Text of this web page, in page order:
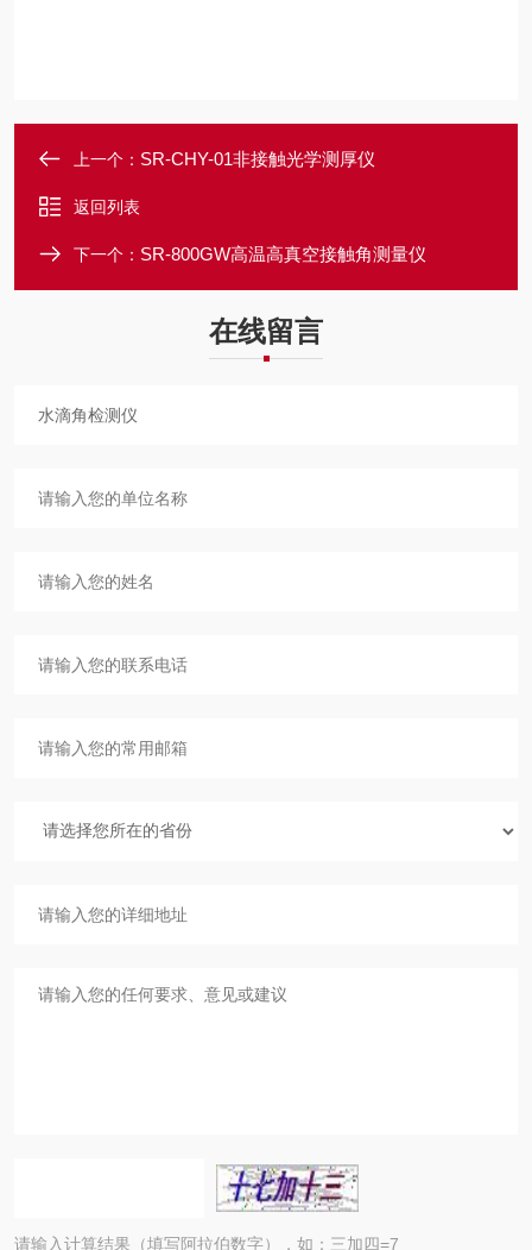
上一个： SR-CHY-01非接触光学测厚仪
返回列表
下一个： SR-800GW高温高真空接触角测量仪
在线留言
请输入计算结果（填写阿拉伯数字），如：三加四=7